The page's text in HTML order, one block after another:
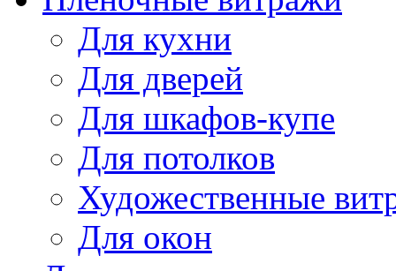
Для кухни
Для дверей
Для шкафов-купе
Для потолков
Художественные
Для окон